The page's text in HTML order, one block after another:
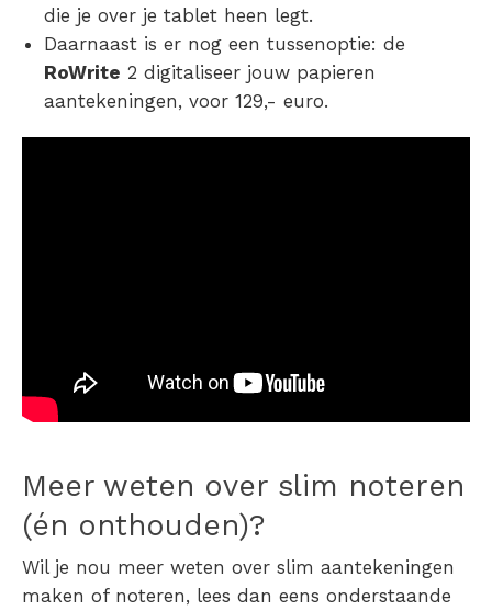
die je over je tablet heen legt.
Daarnaast is er nog een tussenoptie: de
RoWrite 2 digitaliseer jouw papieren
aantekeningen, voor 129,- euro.
Meer weten over slim noteren
(én onthouden)?
Wil je nou meer weten over slim aantekeningen
maken of noteren, lees dan eens onderstaande